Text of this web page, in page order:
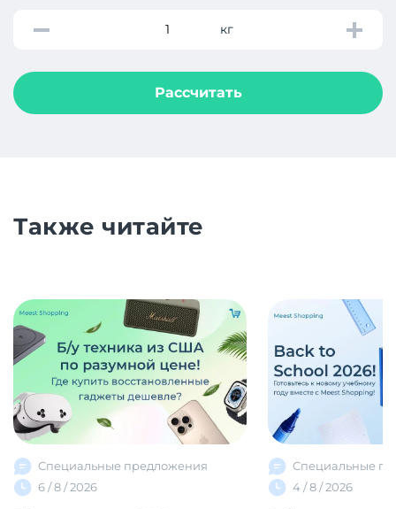
кг
Рассчитать
Также читайте
Специальные предложения
6 / 8 / 2026
Специальные
4 / 8 / 2026